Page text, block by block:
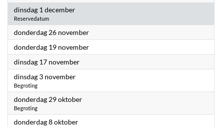
dinsdag 1 december2026
Reservedatum
donderdag 26 november2026
donderdag 19 november2026
dinsdag 17 november2026
dinsdag 3 november2026
Begroting
donderdag 29 oktober2026
Begroting
donderdag 8 oktober2026